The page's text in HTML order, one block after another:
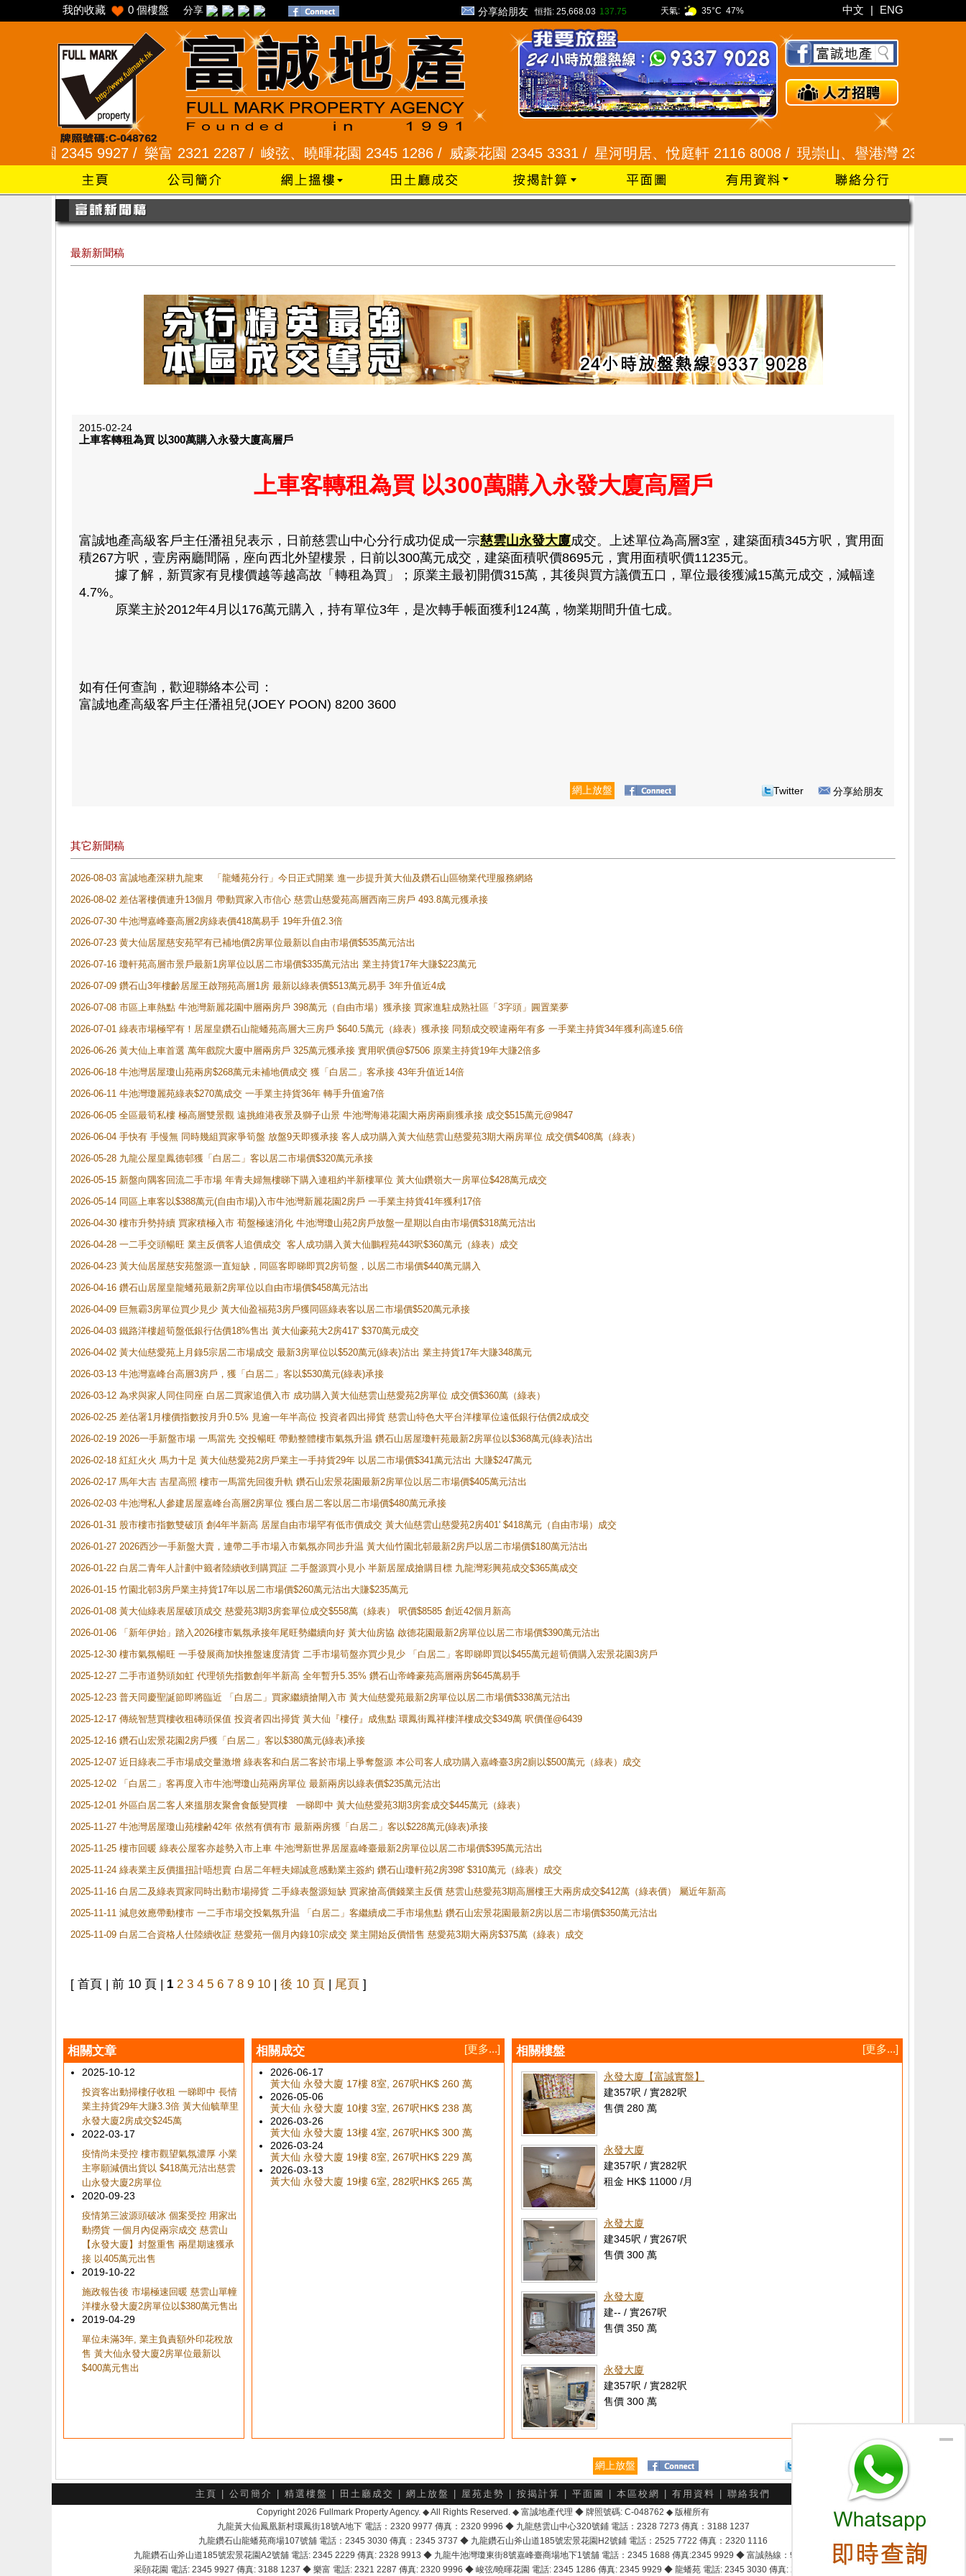
我的收藏 0 個樓盤 分享 分享給朋友 恒指: 25,668.03 137.75 天氣: 35°C 47% 中文 | ENG
2345 9927 /樂富 2321 2287 /峻弦、曉暉花園 2345 1286 /威豪花園 2345 3331 /星河明居、悅庭軒 2116 8008 /現崇山、譽港灣 2345 9926 /
最新新聞稿
2015-02-24
上車客轉租為買 以300萬購入永發大廈高層戶
上車客轉租為買 以300萬購入永發大廈高層戶
富誠地產高級客戶主任潘祖兒表示，日前慈雲山中心分行成功促成一宗慈雲山永發大廈成交。上述單位為高層3室，建築面積345方呎，實用面
積267方呎，壹房兩廳間隔，座向西北外望樓景，日前以300萬元成交，建築面積呎價8695元，實用面積呎價11235元。
據了解，新買家有見樓價越等越高故「轉租為買」；原業主最初開價315萬，其後與買方議價五口，單位最後獲減15萬元成交，減幅達
4.7%。
原業主於2012年4月以176萬元購入，持有單位3年，是次轉手帳面獲利124萬，物業期間升值七成。
如有任何查詢，歡迎聯絡本公司：
富誠地產高級客戶主任潘祖兒(JOEY POON) 8200 3600
網上放盤 Twitter 分享給朋友
其它新聞稿
2026-08-03 富誠地產深耕九龍東 「龍蟠苑分行」今日正式開業 進一步提升黃大仙及鑽石山區物業代理服務網絡
2026-08-02 差估署樓價連升13個月 帶動買家入市信心 慈雲山慈愛苑高層西南三房戶 493.8萬元獲承接
2026-07-30 牛池灣嘉峰臺高層2房綠表價418萬易手 19年升值2.3倍
2026-07-23 黄大仙居屋慈安苑罕有已補地價2房單位最新以自由市場價$535萬元沽出
2026-07-16 瓊軒苑高層市景戶最新1房單位以居二市場價$335萬元沽出 業主持貨17年大賺$223萬元
2026-07-09 鑽石山3年樓齡居屋王啟翔苑高層1房 最新以綠表價$513萬元易手 3年升值近4成
2026-07-08 市區上車熱點 牛池灣新麗花園中層兩房戶 398萬元（自由市場）獲承接 買家進駐成熟社區「3字頭」圓置業夢
2026-07-01 綠表市場極罕有！居屋皇鑽石山龍蟠苑高層大三房戶 $640.5萬元（綠表）獲承接 同類成交暌違兩年有多 一手業主持貨34年獲利高達5.6倍
2026-06-26 黃大仙上車首選 萬年戲院大廈中層兩房戶 325萬元獲承接 實用呎價@$7506 原業主持貨19年大賺2倍多
2026-06-18 牛池灣居屋瓊山苑兩房$268萬元未補地價成交 獲「白居二」客承接 43年升值近14倍
2026-06-11 牛池灣瓊麗苑綠表$270萬成交 一手業主持貨36年 轉手升值逾7倍
2026-06-05 全區最筍私樓 極高層雙景觀 遠挑維港夜景及獅子山景 牛池灣海港花園大兩房兩廁獲承接 成交$515萬元@9847
2026-06-04 手快有 手慢無 同時幾組買家爭筍盤 放盤9天即獲承接 客人成功購入黃大仙慈雲山慈愛苑3期大兩房單位 成交價$408萬（綠表）
2026-05-28 九龍公屋皇鳳德邨獲「白居二」客以居二市場價$320萬元承接
2026-05-15 新盤向隅客回流二手市場 年青夫婦無樓睇下購入連租約半新樓單位 黃大仙鑽嶺大一房單位$428萬元成交
2026-05-14 同區上車客以$388萬元(自由市場)入市牛池灣新麗花園2房戶 一手業主持貨41年獲利17倍
2026-04-30 樓市升勢持續 買家積極入市 荀盤極速消化 牛池灣瓊山苑2房戶放盤一星期以自由市場價$318萬元沽出
2026-04-28 一二手交頭暢旺 業主反價客人追價成交 客人成功購入黃大仙鵬程苑443呎$360萬元（綠表）成交
2026-04-23 黃大仙居屋慈安苑盤源一直短缺，同區客即睇即買2房筍盤，以居二市場價$440萬元購入
2026-04-16 鑽石山居屋皇龍蟠苑最新2房單位以自由市場價$458萬元沽出
2026-04-09 巨無霸3房單位買少見少 黃大仙盈福苑3房戶獲同區綠表客以居二市場價$520萬元承接
2026-04-03 鐵路洋樓超筍盤低銀行估價18%售出 黃大仙豪苑大2房417' $370萬元成交
2026-04-02 黃大仙慈愛苑上月錄5宗居二市場成交 最新3房單位以$520萬元(綠表)沽出 業主持貨17年大賺348萬元
2026-03-13 牛池灣嘉峰台高層3房戶，獲「白居二」客以$530萬元(綠表)承接
2026-03-12 為求與家人同住同座 白居二買家追價入市 成功購入黃大仙慈雲山慈愛苑2房單位 成交價$360萬（綠表）
2026-02-25 差估署1月樓價指數按月升0.5% 見逾一年半高位 投資者四出掃貨 慈雲山特色大平台洋樓單位遠低銀行估價2成成交
2026-02-19 2026一手新盤市場 一馬當先 交投暢旺 帶動整體樓市氣氛升温 鑽石山居屋瓊軒苑最新2房單位以$368萬元(綠表)沽出
2026-02-18 紅紅火火 馬力十足 黃大仙慈愛苑2房戶業主一手持貨29年 以居二市場價$341萬元沽出 大賺$247萬元
2026-02-17 馬年大吉 吉星高照 樓市一馬當先回復升軌 鑽石山宏景花園最新2房單位以居二市場價$405萬元沽出
2026-02-03 牛池灣私人參建居屋嘉峰台高層2房單位 獲白居二客以居二市場價$480萬元承接
2026-01-31 股市樓市指數雙破頂 創4年半新高 居屋自由市場罕有低市價成交 黃大仙慈雲山慈愛苑2房401' $418萬元（自由市場）成交
2026-01-27 2026西沙一手新盤大賣，連帶二手市場入市氣氛亦同步升温 黃大仙竹園北邨最新2房戶以居二市場價$180萬元沽出
2026-01-22 白居二青年人計劃中籤者陸續收到購買証 二手盤源買小見小 半新居屋成搶購目標 九龍灣彩興苑成交$365萬成交
2026-01-15 竹園北邨3房戶業主持貨17年以居二市場價$260萬元沽出大賺$235萬元
2026-01-08 黃大仙綠表居屋破頂成交 慈愛苑3期3房套單位成交$558萬（綠表） 呎價$8585 創近42個月新高
2026-01-06 「新年伊始」踏入2026樓市氣氛承接年尾旺勢繼續向好 黃大仙房協 啟德花園最新2房單位以居二市場價$390萬元沽出
2025-12-30 樓市氣氛暢旺 一手發展商加快推盤速度清貨 二手市場筍盤亦買少見少 「白居二」客即睇即買以$455萬元超筍價購入宏景花園3房戶
2025-12-27 二手市道勢頭如虹 代理領先指數創年半新高 全年暫升5.35% 鑽石山帝峰豪苑高層兩房$645萬易手
2025-12-23 普天同慶聖誕節即將臨近 「白居二」買家繼續搶閘入市 黃大仙慈愛苑最新2房單位以居二市場價$338萬元沽出
2025-12-17 傳統智慧買樓收租磚頭保值 投資者四出掃貨 黃大仙『樓仔』成焦點 環鳳街鳳祥樓洋樓成交$349萬 呎價僅@6439
2025-12-16 鑽石山宏景花園2房戶獲「白居二」客以$380萬元(綠表)承接
2025-12-07 近日綠表二手市場成交量激增 綠表客和白居二客於市場上爭奪盤源 本公司客人成功購入嘉峰臺3房2廁以$500萬元（綠表）成交
2025-12-02 「白居二」客再度入市牛池灣瓊山苑兩房單位 最新兩房以綠表價$235萬元沽出
2025-12-01 外區白居二客人來搵朋友聚會食飯變買樓 一睇即中 黃大仙慈愛苑3期3房套成交$445萬元（綠表）
2025-11-27 牛池灣居屋瓊山苑樓齢42年 依然有價有市 最新兩房獲「白居二」客以$228萬元(綠表)承接
2025-11-25 樓市回暖 綠表公屋客亦趁勢入市上車 牛池灣新世界居屋嘉峰臺最新2房單位以居二市場價$395萬元沽出
2025-11-24 綠表業主反價搵扭計唔想賣 白居二年輕夫婦誠意感動業主簽約 鑽石山瓊軒苑2房398' $310萬元（綠表）成交
2025-11-16 白居二及綠表買家同時出動市場掃貨 二手綠表盤源短缺 買家搶高價錢業主反價 慈雲山慈愛苑3期高層樓王大兩房成交$412萬（綠表價） 屬近年新高
2025-11-11 減息效應帶動樓市 一二手市場交投氣氛升温 「白居二」客繼續成二手市場焦點 鑽石山宏景花園最新2房以居二市場價$350萬元沽出
2025-11-09 白居二合資格人仕陸續收証 慈愛苑一個月內錄10宗成交 業主開始反價惜售 慈愛苑3期大兩房$375萬（綠表）成交
[ 首頁 | 前 10 頁 | 1 2 3 4 5 6 7 8 9 10 | 後 10 頁 | 尾頁 ]
相關文章
2025-10-12
投資客出動掃樓仔收租 一睇即中 長情
業主持貨29年大賺3.3倍 黃大仙毓華里
永發大廈2房成交$245萬
2022-03-17
疫情尚未受控 樓市觀望氣氛濃厚 小業
主寧願減價出貨以 $418萬元沽出慈雲
山永發大廈2房單位
2020-09-23
疫情第三波源頭破冰 個案受控 用家出
動撈貨 一個月內促兩宗成交 慈雲山
【永發大廈】封盤重售 兩星期速獲承
接 以405萬元出售
2019-10-22
施政報告後 市場極速回暖 慈雲山單幢
洋樓永發大廈2房單位以$380萬元售出
2019-04-29
單位未滿3年, 業主負責額外印花稅放
售 黃大仙永發大廈2房單位最新以
$400萬元售出
相關成交 [更多...]
2026-06-17
黃大仙 永發大廈 17樓 8室, 267呎HK$ 260 萬
2026-05-06
黃大仙 永發大廈 10樓 3室, 267呎HK$ 238 萬
2026-03-26
黃大仙 永發大廈 13樓 4室, 267呎HK$ 300 萬
2026-03-24
黃大仙 永發大廈 19樓 8室, 267呎HK$ 229 萬
2026-03-13
黃大仙 永發大廈 19樓 6室, 282呎HK$ 265 萬
相關樓盤 [更多...]
永發大廈【富誠實盤】
建357呎 / 實282呎
售價 280 萬
永發大廈
建357呎 / 實282呎
租金 HK$ 11000 /月
永發大廈
建345呎 / 實267呎
售價 300 萬
永發大廈
建-- / 實267呎
售價 350 萬
永發大廈
建357呎 / 實282呎
售價 300 萬
網上放盤 分享給朋友
主頁 公司簡介 精選樓盤 田土廳成交 網上放盤 屋苑走勢 按揭計算 平面圖 本區校網 有用資料 聯絡我們
Copyright 2026 Fullmark Property Agency. ◆ All Rights Reserved. ◆ 富誠地產代理 ◆ 牌照號碼: C-048762 ◆ 版權所有
九龍黃大仙鳳凰新村環鳳街18號A地下 電話：2320 9977 傳真：2320 9996 ◆ 九龍慈雲山中心320號鋪 電話：2328 7273 傳真：3188 1237
九龍鑽石山龍蟠苑商場107號舖 電話：2345 3030 傳真：2345 3737 ◆ 九龍鑽石山斧山道185號宏景花園H2號鋪 電話：2525 7722 傳真：2320 1116
九龍鑽石山斧山道185號宏景花園A2號舖 電話: 2345 2229 傳真: 2328 9913 ◆ 九龍牛池灣瓊東街8號嘉峰臺商場地下1號舖 電話：2345 1688 傳真:2345 9929 ◆ 富誠熱線：9337 9028
采頣花園 電話: 2345 9927 傳真: 3188 1237 ◆ 樂富 電話: 2321 2287 傳真: 2320 9996 ◆ 峻弦/曉暉花園 電話: 2345 1286 傳真: 2345 9929 ◆ 龍蟠苑 電話: 2345 3030 傳真: 2345 3737